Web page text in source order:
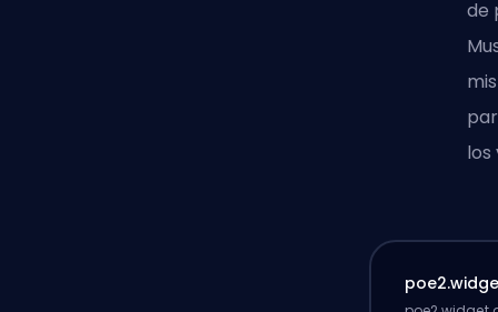
de
los